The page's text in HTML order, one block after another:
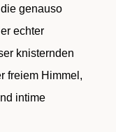
genauso
echter
knisternden
freiem Himmel,
intime